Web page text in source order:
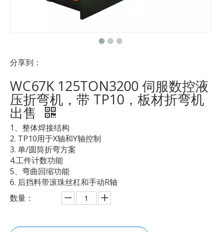
分享到：
WC67K 125TON3200 伺服数控液
压折弯机，带 TP10，板材折弯机
出售
1、整体焊接结构
2. TP10用于X轴和Y轴控制
3. 单/圆筒折弯方案
4.工件计数功能
5、弯曲回缩功能
6. 后挡料带滚珠丝杠和手动R轴
数量：